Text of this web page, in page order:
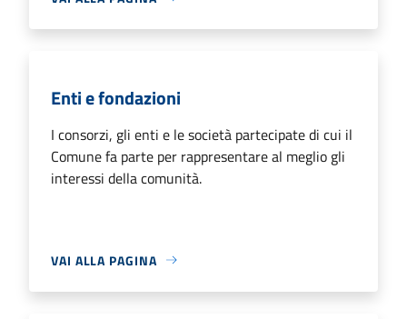
Enti e fondazioni
I consorzi, gli enti e le società partecipate di cui il
Comune fa parte per rappresentare al meglio gli
interessi della comunità.
VAI ALLA PAGINA